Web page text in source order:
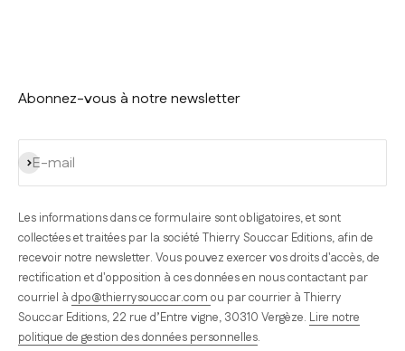
Abonnez-vous à notre newsletter
E-mail
S'inscrire
Les informations dans ce formulaire sont obligatoires, et sont
collectées et traitées par la société Thierry Souccar Editions, afin de
recevoir notre newsletter. Vous pouvez exercer vos droits d'accès, de
rectification et d'opposition à ces données en nous contactant par
courriel à dpo@thierrysouccar.com ou par courrier à Thierry
Souccar Editions, 22 rue d’Entre vigne, 30310 Vergèze. Lire notre
politique de gestion des données personnelles.